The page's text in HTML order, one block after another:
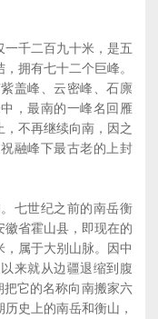
千二百九十米，是五
拥有七十二个巨峰。
盖峰、云密峰、石廪
，最南的一峰名回雁
不再继续向南，因之
融峰下最古老的上封
七世纪之前的南岳衡
徽省霍山县，即现在的
属于大别山脉。因中
来就从边疆退缩到腹
把它的名称向南搬家六
史上的南岳和衡山，